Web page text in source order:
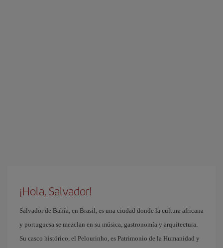
¡Hola, Salvador!
Salvador de Bahía, en Brasil, es una ciudad donde la cultura africana
y portuguesa se mezclan en su música, gastronomía y arquitectura.
Su casco histórico, el Pelourinho, es Patrimonio de la Humanidad y